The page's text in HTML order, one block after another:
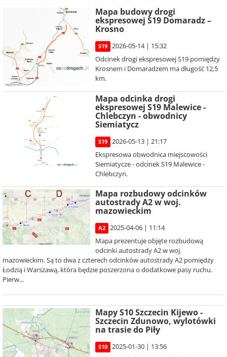
Mapa budowy drogi
ekspresowej S19 Domaradz –
Krosno
S19
2026-05-14 | 15:32
Odcinek drogi ekspresowej S19 pomiędzy
Krosnem i Domaradzem ma długość 12,5
km.
Mapa odcinka drogi
ekspresowej S19 Malewice -
Chlebczyn - obwodnicy
Siemiatycz
S19
2026-05-13 | 21:17
Ekspresowa obwodnica miejscowości
Siemiatycze - odcinek S19 Malewice -
Chlebczyn.
Mapa rozbudowy odcinków
autostrady A2 w woj.
mazowieckim
A2
2025-04-06 | 11:14
Mapa prezentuje objęte rozbudową
odcinki autostrady A2 w woj.
mazowieckim. Są to dwa z czterech odcinków autostrady A2 pomiędzy
Łodzią i Warszawą, która będzie poszerzona o dodatkowe pasy ruchu.
Pierw...
Mapy S10 Szczecin Kijewo -
Szczecin Zdunowo, wylotówki
na trasie do Piły
S10
2025-01-30 | 13:56